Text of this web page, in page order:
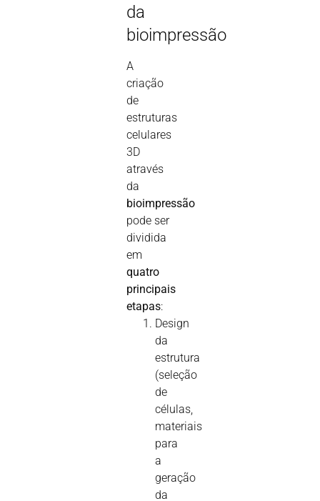
da
bioimpressão
A
criação
de
estruturas
celulares
3D
através
da
bioimpressão
pode ser
dividida
em
quatro
principais
etapas:
Design
da
estrutura
(seleção
de
células,
materiais
para
a
geração
da